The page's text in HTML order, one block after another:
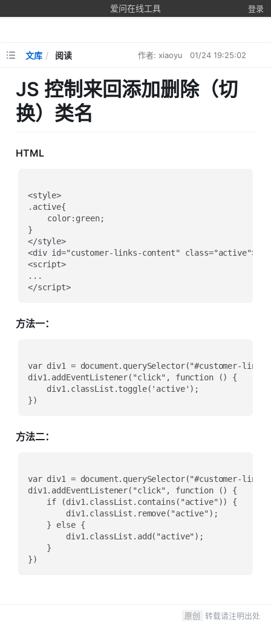
爱问在线工具 登录
文库 阅读 作者: xiaoyu 01/24 19:25:02
JS 控制来回添加删除（切
换）类名
HTML
<style>
.active{
}
</style>
<div id="customer-links-content" class="active">来回
<script>
...
</script>
方法一：
var div1 = document.querySelector("#customer-
div1.addEventListener("click", function () {
    div1.classList.toggle('active');
方法二：
var div1 = document.querySelector("#customer-
div1.addEventListener("click", function () {
    if (div1.classList.contains("active")) {
        div1.classList.remove("active");
    } else {
        div1.classList.add("active");
    }
原创 转载请注明出处